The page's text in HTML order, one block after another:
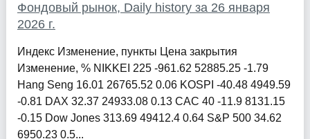
Фондовый рынок, Daily history за 26 января
2026 г.
Индекс Изменение, пункты Цена закрытия
Изменение, % NIKKEI 225 -961.62 52885.25 -1.79
Hang Seng 16.01 26765.52 0.06 KOSPI -40.48 4949.59
-0.81 DAX 32.37 24933.08 0.13 CAC 40 -11.9 8131.15
-0.15 Dow Jones 313.69 49412.4 0.64 S&P 500 34.62
6950.23 0.5...